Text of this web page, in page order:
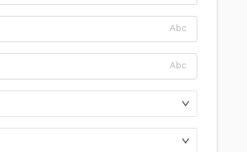
Abc
Abc